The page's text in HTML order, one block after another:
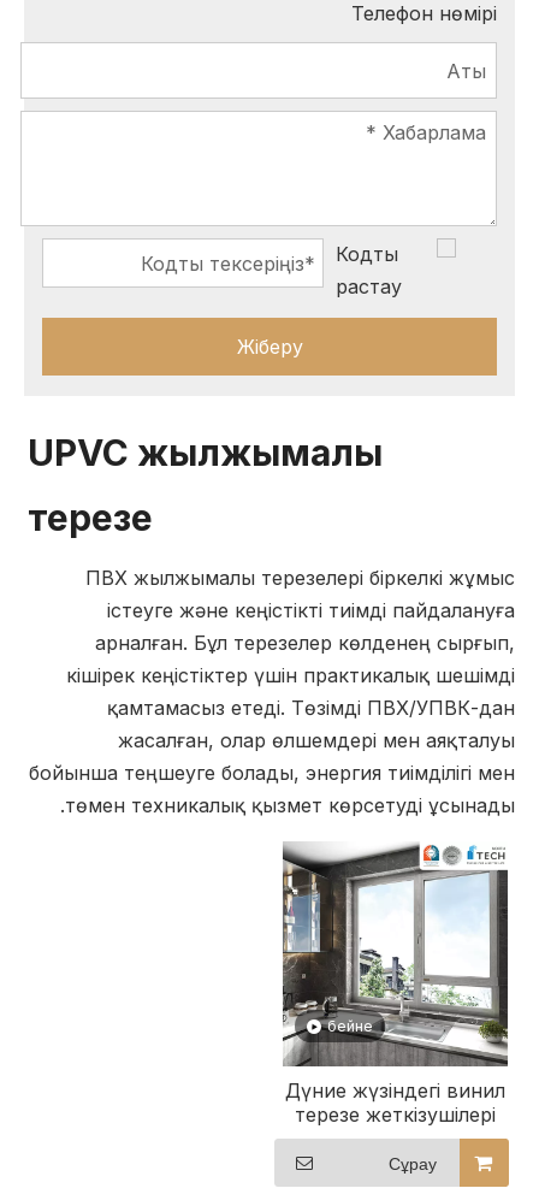
Телефон нөмірі
Жіберу
UPVC жылжымалы
терезе
ПВХ жылжымалы терезелері біркелкі жұмыс
істеуге және кеңістікті тиімді пайдалануға
арналған. Бұл терезелер көлденең сырғып,
кішірек кеңістіктер үшін практикалық шешімді
қамтамасыз етеді. Төзімді ПВХ/УПВК-дан
жасалған, олар өлшемдері мен аяқталуы
бойынша теңшеуге болады, энергия тиімділігі мен
төмен техникалық қызмет көрсетуді ұсынады.
бейне
Дүние жүзіндегі винил
терезе жеткізушілері
Жаһандық PVC терезе
өндірушілері PVC
терезе жүйелерін
Сұрау